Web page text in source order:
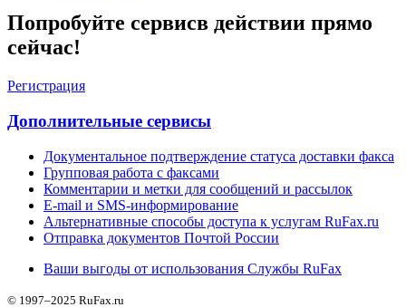
Попробуйте сервисв действии прямо
сейчас!
Регистрация
Дополнительные сервисы
Документальное подтверждение статуса доставки факса
Групповая работа с факсами
Комментарии и метки для сообщений и рассылок
E-mail и SMS-информирование
Альтернативные способы доступа к услугам RuFax.ru
Отправка документов Почтой России
Ваши выгоды от использования Службы RuFax
© 1997–2025 RuFax.ru